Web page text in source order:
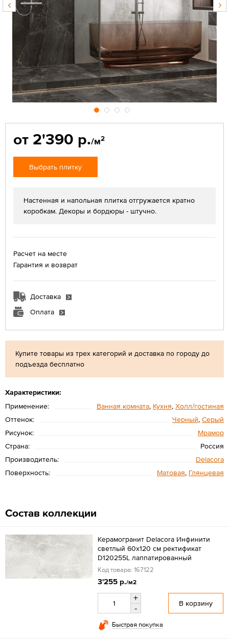
Купите товары из трех категорий и доставка по городу до
подъезда бесплатно
Характеристики:
Применение:
Ванная комната, Кухня, Холл/гостиная
Оттенок:
Черный, Серый
Рисунок:
Мрамор
Страна:
Россия
Производитель:
Delacora
Поверхность:
Матовая, Глянцевая
от 2'390 р./м2
Выбрать плитку
Настенная и напольная плитка отгружается кратно
коробкам. Декоры и бордюры - штучно.
Расчет на месте
Гарантия и возврат
Доставка
Оплата
Состав коллекции
Керамогранит Delacora Инфинити
светлый 60x120 см ректификат
D120255L лаппатированный
Код товара: 167122
3'255 р./м2
+
-
В корзину
Быстрая покупка